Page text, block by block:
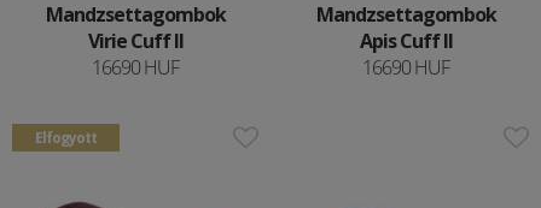
Mandzsettagombok
Virie Cuff II
16690 HUF
Mandzsettagombok
Apis Cuff II
16690 HUF
Elfogyott